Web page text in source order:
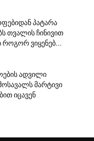
პატარა
თვალის ჩინივით
ვიყენებ...
ადვილი
მარტივი
იცავენ